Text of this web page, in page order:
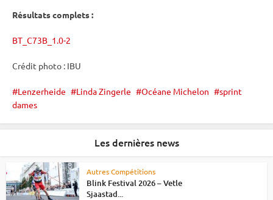
Résultats complets :
BT_C73B_1.0-2
Crédit photo : IBU
Lenzerheide Linda Zingerle Océane Michelon
sprint
dames
Les dernières news
Autres Compétitions
Blink Festival 2026 – Vetle
Sjaastad...